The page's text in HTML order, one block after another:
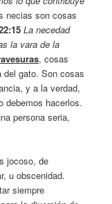
necias son cosas
La necedad
la vara de la
, cosas
del gato. Son cosas
y a la verdad,
debemos hacerlos.
persona seria,
jocoso, de
u obscenidad.
siempre